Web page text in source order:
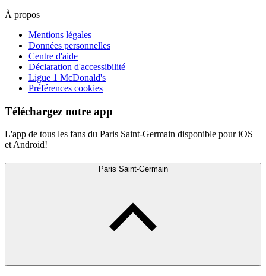
À propos
Mentions légales
Données personnelles
Centre d'aide
Déclaration d'accessibilité
Ligue 1 McDonald's
Préférences cookies
Téléchargez notre app
L'app de tous les fans du Paris Saint-Germain disponible pour iOS
et Android!
Paris Saint-Germain